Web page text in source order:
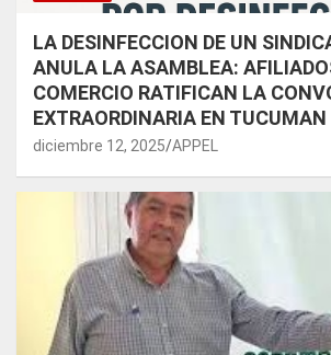
LA DESINFECCION DE UN
ANULA LA ASAMBLEA:
COMERCIO RATIFICAN LA
EXTRAORDINARIA EN TUCUMAN
diciembre 12, 2025 APPEL